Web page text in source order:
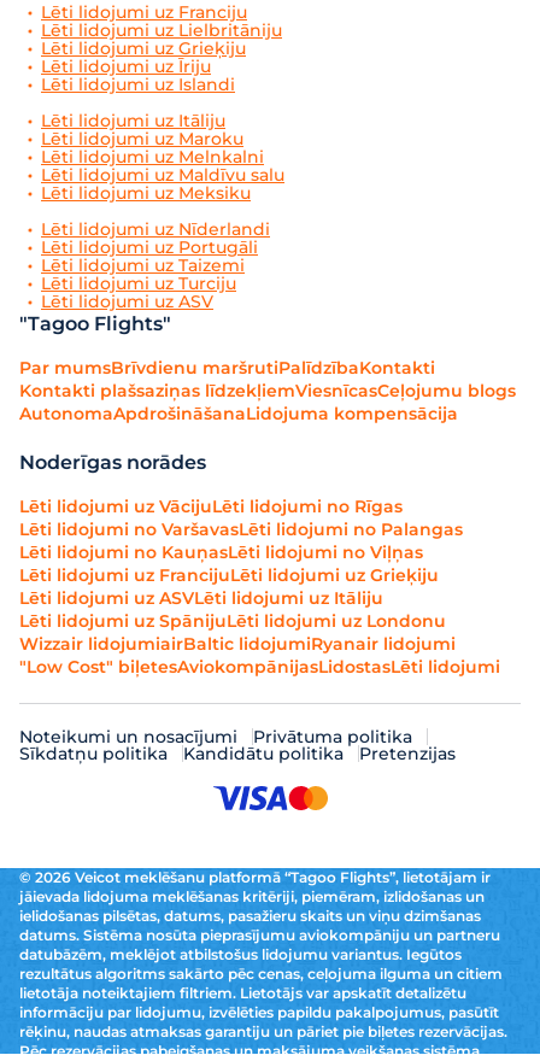
Lēti lidojumi uz Franciju
Lēti lidojumi uz Lielbritāniju
Lēti lidojumi uz Grieķiju
Lēti lidojumi uz Īriju
Lēti lidojumi uz Islandi
Lēti lidojumi uz Itāliju
Lēti lidojumi uz Maroku
Lēti lidojumi uz Melnkalni
Lēti lidojumi uz Maldīvu salu
Lēti lidojumi uz Meksiku
Lēti lidojumi uz Nīderlandi
Lēti lidojumi uz Portugāli
Lēti lidojumi uz Taizemi
Lēti lidojumi uz Turciju
Lēti lidojumi uz ASV
"Tagoo Flights"
Par mumsBrīvdienu maršrutiPalīdzībaKontakti
Kontakti plašsaziņas līdzekļiemViesnīcasCeļojumu blogs
AutonomaApdrošināšanaLidojuma kompensācija
Noderīgas norādes
Lēti lidojumi uz VācijuLēti lidojumi no Rīgas
Lēti lidojumi no VaršavasLēti lidojumi no Palangas
Lēti lidojumi no KauņasLēti lidojumi no Viļņas
Lēti lidojumi uz FrancijuLēti lidojumi uz Grieķiju
Lēti lidojumi uz ASVLēti lidojumi uz Itāliju
Lēti lidojumi uz SpānijuLēti lidojumi uz Londonu
Wizzair lidojumiairBaltic lidojumiRyanair lidojumi
"Low Cost" biļetesAviokompānijasLidostasLēti lidojumi
Noteikumi un nosacījumi Privātuma politika
Sīkdatņu politika Kandidātu politika Pretenzijas
© 2026 Veicot meklēšanu platformā “Tagoo Flights”, lietotājam ir
jāievada lidojuma meklēšanas kritēriji, piemēram, izlidošanas un
ielidošanas pilsētas, datums, pasažieru skaits un viņu dzimšanas
datums. Sistēma nosūta pieprasījumu aviokompāniju un partneru
datubāzēm, meklējot atbilstošus lidojumu variantus. Iegūtos
rezultātus algoritms sakārto pēc cenas, ceļojuma ilguma un citiem
lietotāja noteiktajiem filtriem. Lietotājs var apskatīt detalizētu
informāciju par lidojumu, izvēlēties papildu pakalpojumus, pasūtīt
rēķinu, naudas atmaksas garantiju un pāriet pie biļetes rezervācijas.
Pēc rezervācijas pabeigšanas un maksājuma veikšanas sistēma